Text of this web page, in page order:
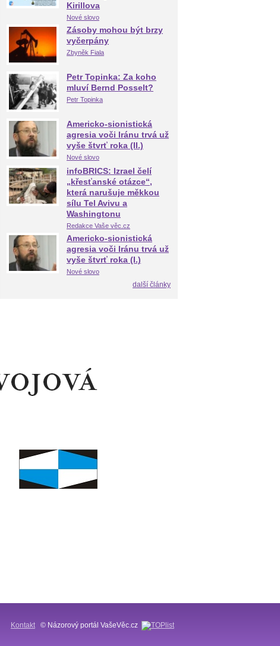
Kirillova
Nové slovo
Zásoby mohou být brzy
vyčerpány
Zbyněk Fiala
Petr Topinka: Za koho
mluví Bernd Posselt?
Petr Topinka
Americko-sionistická
agresia voči Iránu trvá už
vyše štvrť roka (II.)
Nové slovo
infoBRICS: Izrael čelí
„křesťanské otázce“,
která narušuje měkkou
sílu Tel Avivu a
Washingtonu
Redakce Vaše věc.cz
Americko-sionistická
agresia voči Iránu trvá už
vyše štvrť roka (I.)
Nové slovo
další články
Kontakt © Názorový portál VašeVěc.cz